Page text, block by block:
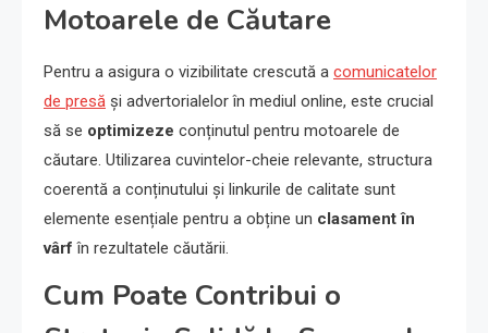
Motoarele de Căutare
Pentru a asigura o vizibilitate crescută a comunicatelor
de presă și advertorialelor în mediul online, este crucial
să se optimizeze conținutul pentru motoarele de
căutare. Utilizarea cuvintelor-cheie relevante, structura
coerentă a conținutului și linkurile de calitate sunt
elemente esențiale pentru a obține un clasament în
vârf în rezultatele căutării.
Cum Poate Contribui o